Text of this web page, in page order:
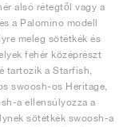
alsó rétegtől vagy a
a Palomino modell
meleg sötétkék és
fehér középrészt
tartozik a Starfish,
swoosh-os Heritage,
a ellensúlyozza a
sötétkék swoosh-a